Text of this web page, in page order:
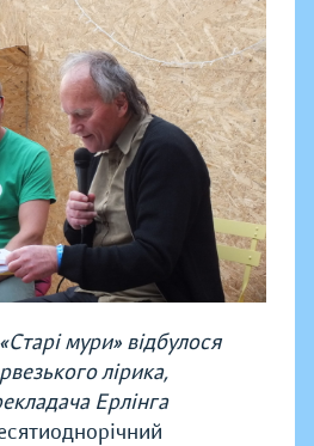
мури» відбулося
лірика,
Ерлінга